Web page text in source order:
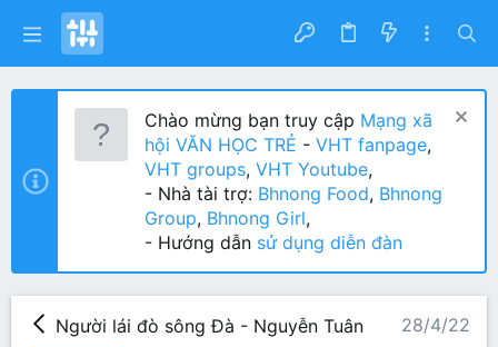
Chào mừng bạn truy cập Mạng xã
hội VĂN HỌC TRẺ - VHT fanpage,
VHT groups, VHT Youtube,
- Nhà tài trợ: Bhnong Food, Bhnong
Group, Bhnong Girl,
- Hướng dẫn sử dụng diễn đàn
Người lái đò sông Đà - Nguyễn Tuân 28/4/22